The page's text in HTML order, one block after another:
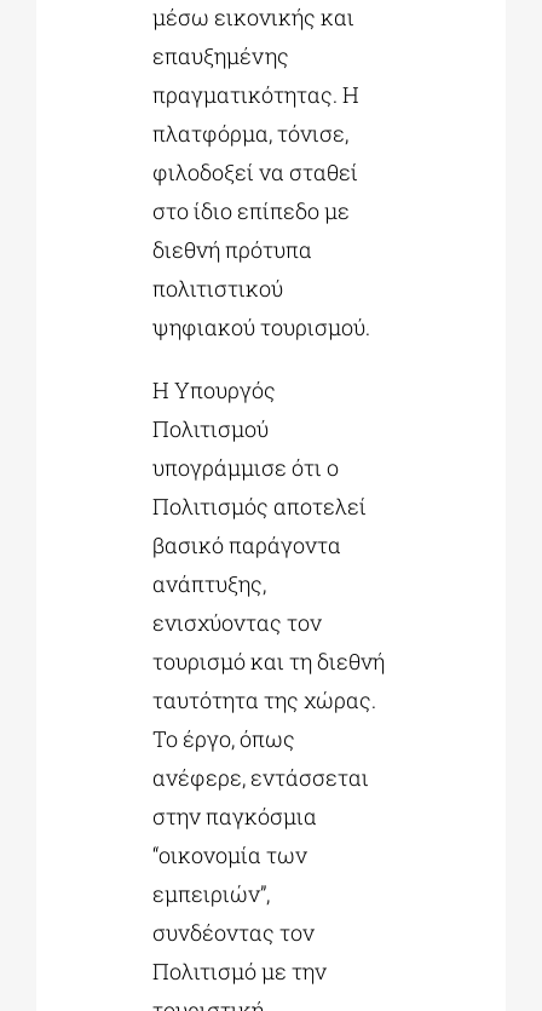
μέσω εικονικής και
επαυξημένης
πραγματικότητας. Η
πλατφόρμα, τόνισε,
φιλοδοξεί να σταθεί
στο ίδιο επίπεδο με
διεθνή πρότυπα
πολιτιστικού
ψηφιακού τουρισμού.
Η Υπουργός
Πολιτισμού
υπογράμμισε ότι ο
Πολιτισμός αποτελεί
βασικό παράγοντα
ανάπτυξης,
ενισχύοντας τον
τουρισμό και τη διεθνή
ταυτότητα της χώρας.
Το έργο, όπως
ανέφερε, εντάσσεται
στην παγκόσμια
“οικονομία των
εμπειριών”,
συνδέοντας τον
Πολιτισμό με την